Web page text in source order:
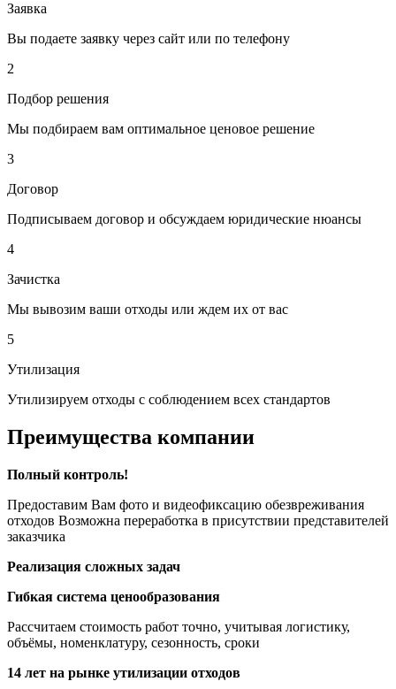
Заявка
Вы подаете заявку через сайт или по телефону
2
Подбор решения
Мы подбираем вам оптимальное ценовое решение
3
Договор
Подписываем договор и обсуждаем юридические нюансы
4
Зачистка
Мы вывозим ваши отходы или ждем их от вас
5
Утилизация
Утилизируем отходы с соблюдением всех стандартов
Преимущества компании
Полный контроль!
Предоставим Вам фото и видеофиксацию обезвреживания
отходов Возможна переработка в присутствии представителей
заказчика
Реализация сложных задач
Гибкая система ценообразования
Рассчитаем стоимость работ точно, учитывая логистику,
объёмы, номенклатуру, сезонность, сроки
14 лет на рынке утилизации отходов